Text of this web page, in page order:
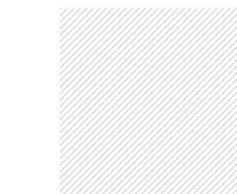
CARREGANDO PUBLICIDADE